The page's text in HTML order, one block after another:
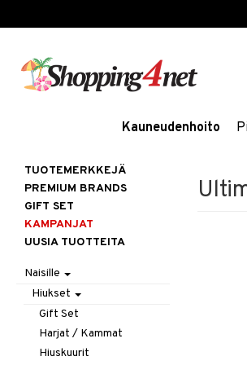
Kauneudenhoito
TUOTEMERKKEJÄ
PREMIUM BRANDS
GIFT SET
KAMPANJAT
UUSIA TUOTTEITA
Naisille
Hiukset
Gift Set
Harjat / Kammat
Hiuskuurit